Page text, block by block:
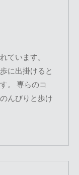
ています。
に出掛けると
。 専らのコ
んびりと歩け